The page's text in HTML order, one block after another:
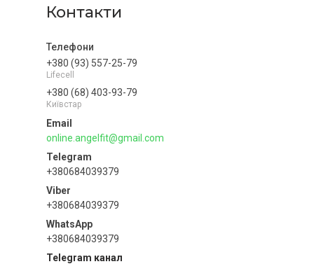
Контакти
+380 (93) 557-25-79
Lifecell
+380 (68) 403-93-79
Київстар
online.angelfit@gmail.com
+380684039379
+380684039379
+380684039379
Telegram канал